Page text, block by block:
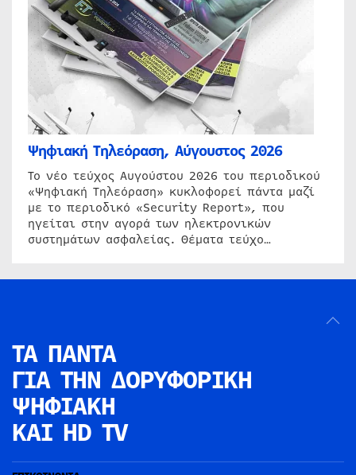
Ψηφιακή Τηλεόραση, Αύγουστος 2026
Το νέο τεύχος Αυγούστου 2026 του περιοδικού
«Ψηφιακή Τηλεόραση» κυκλοφορεί πάντα μαζί
με το περιοδικό «Security Report», που
ηγείται στην αγορά των ηλεκτρονικών
συστημάτων ασφαλείας. Θέματα τεύχο…
ΤΑ ΠΑΝΤΑ
ΓΙΑ ΤΗΝ ΔΟΡΥΦΟΡΙΚΗ
ΨΗΦΙΑΚΗ
ΚΑΙ HD TV